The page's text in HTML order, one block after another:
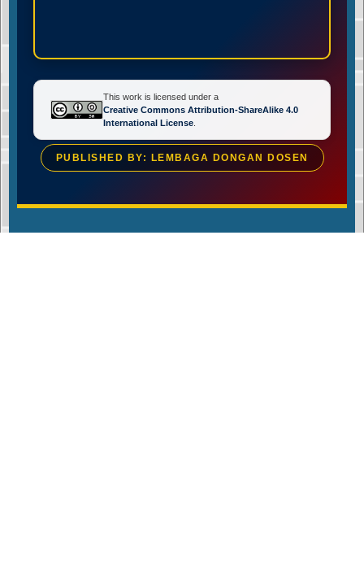
This work is licensed under a
Creative Commons Attribution-ShareAlike 4.0
International License
PUBLISHED BY: LEMBAGA DONGAN DOSEN